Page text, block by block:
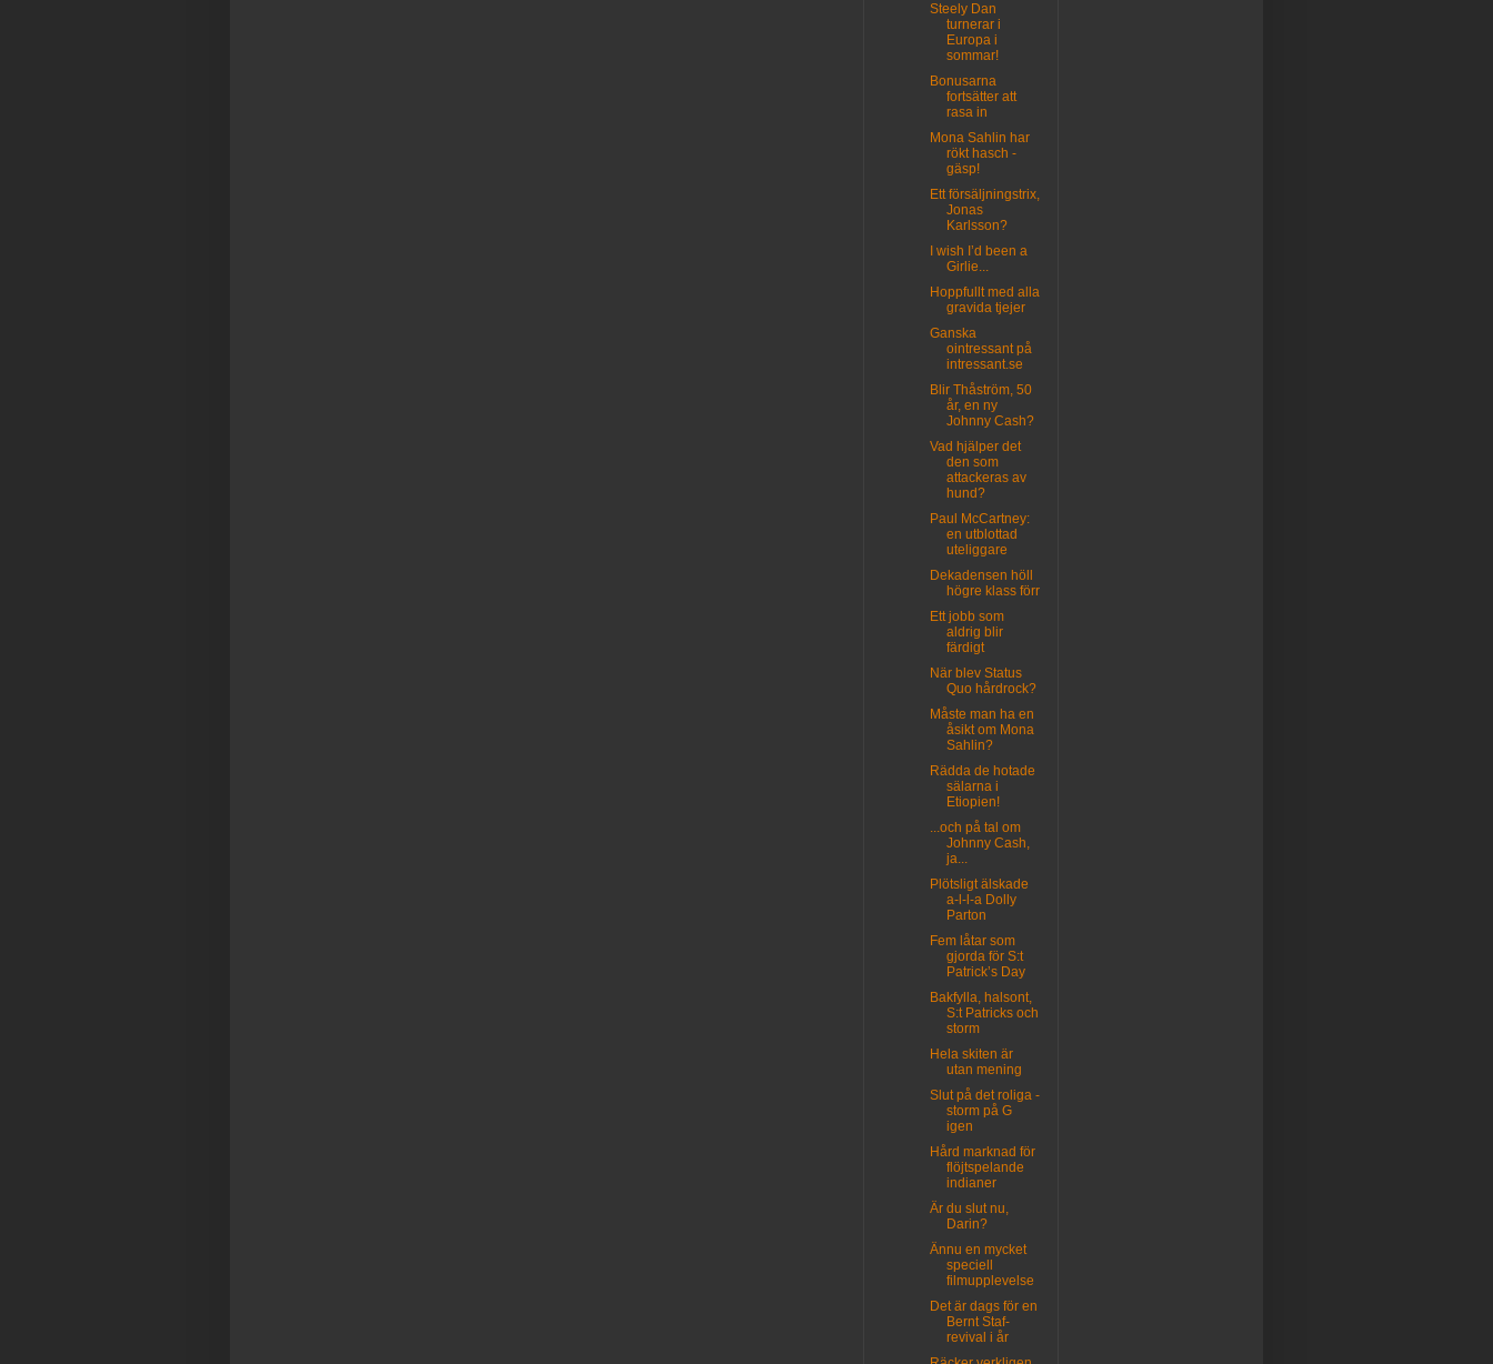
Steely Dan
turnerar i
Europa i
sommar!
Bonusarna
fortsätter att
rasa in
Mona Sahlin har
rökt hasch -
gäsp!
Ett försäljningstrix,
Jonas
Karlsson?
I wish I’d been a
Girlie...
Hoppfullt med alla
gravida tjejer
Ganska
ointressant på
intressant.se
Blir Thåström, 50
år, en ny
Johnny Cash?
Vad hjälper det
den som
attackeras av
hund?
Paul McCartney:
en utblottad
uteliggare
Dekadensen höll
högre klass förr
Ett jobb som
aldrig blir
färdigt
När blev Status
Quo hårdrock?
Måste man ha en
åsikt om Mona
Sahlin?
Rädda de hotade
sälarna i
Etiopien!
...och på tal om
Johnny Cash,
ja...
Plötsligt älskade
a-l-l-a Dolly
Parton
Fem låtar som
gjorda för S:t
Patrick’s Day
Bakfylla, halsont,
S:t Patricks och
storm
Hela skiten är
utan mening
Slut på det roliga -
storm på G
igen
Hård marknad för
flöjtspelande
indianer
Är du slut nu,
Darin?
Ännu en mycket
speciell
filmupplevelse
Det är dags för en
Bernt Staf-
revival i år